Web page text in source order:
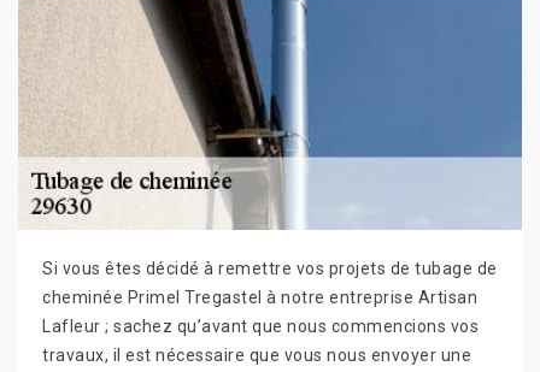
Si vous êtes décidé à remettre vos projets de tubage de
cheminée Primel Tregastel à notre entreprise Artisan
Lafleur ; sachez qu’avant que nous commencions vos
travaux, il est nécessaire que vous nous envoyer une